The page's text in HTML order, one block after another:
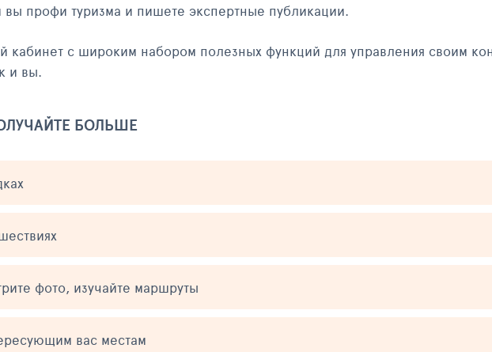
профи туризма и пишете экспертные публикации.
кабинет с широким набором полезных функций для управления своим
и вы.
БОЛЬШЕ
фото, изучайте маршруты
вас местам